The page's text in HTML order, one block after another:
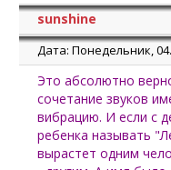
sunshine
Дата: Понедельник,
Это абсолютно
сочетание звуков
вибрацию. И если с
ребенка называть
вырастет одним